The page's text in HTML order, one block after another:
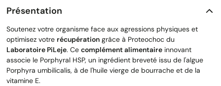
Présentation
Soutenez votre organisme face aux agressions physiques et
optimisez votre récupération grâce à Proteochoc du
Laboratoire PiLeje. Ce complément alimentaire innovant
associe le Porphyral HSP, un ingrédient breveté issu de l'algue
Porphyra umbilicalis, à de l'huile vierge de bourrache et de la
vitamine E.